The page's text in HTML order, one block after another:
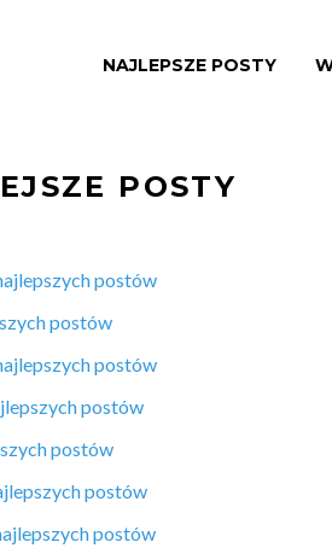
NAJLEPSZE POSTY
POSTY
postów
postów
postów
postów
postów
postów
postów